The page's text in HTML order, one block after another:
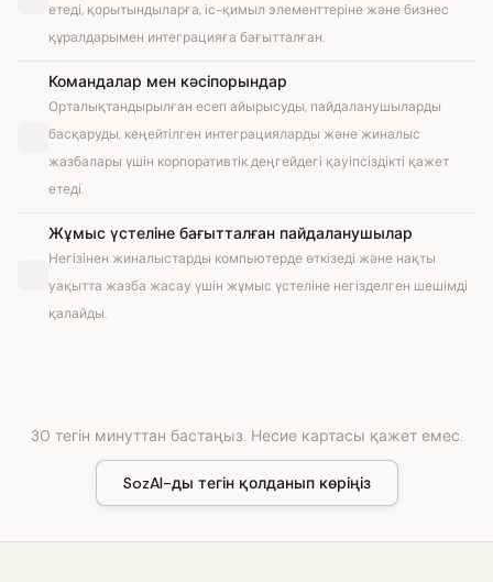
етеді, қорытындыларға, іс-қимыл элементтеріне және бизнес
құралдарымен интеграцияға бағытталған.
Командалар мен кәсіпорындар
Орталықтандырылған есеп айырысуды, пайдаланушыларды
басқаруды, кеңейтілген интеграцияларды және жиналыс
жазбалары үшін корпоративтік деңгейдегі қауіпсіздікті қажет
етеді.
Жұмыс үстеліне бағытталған пайдаланушылар
Негізінен жиналыстарды компьютерде өткізеді және нақты
уақытта жазба жасау үшін жұмыс үстеліне негізделген шешімді
қалайды.
30 тегін минуттан бастаңыз. Несие картасы қажет емес.
SozAI-ды тегін қолданып көріңіз